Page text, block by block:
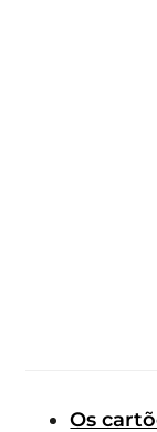
Os